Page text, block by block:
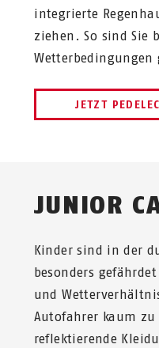
integrierte
ziehen. So sind Sie
Wetterbedingungen
JETZT
JUNIOR
Kinder sind in der
besonders
und
Autofahrer kaum zu
reflektierende